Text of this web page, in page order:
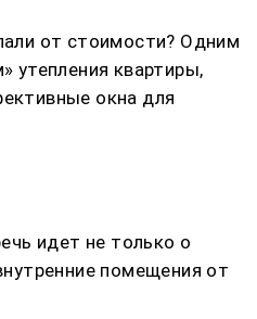
от стоимости? Одним
утепления квартиры,
окна для
идет не только о
помещения от